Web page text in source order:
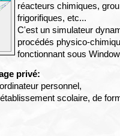
réacteurs chimiques,
frigorifiques, etc...
C'est un simulateur
procédés physico-
fonctionnant sous
privé:
personnel,
scolaire, de